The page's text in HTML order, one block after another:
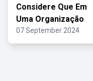
Considere Que Em
Uma Organização
07 September 2024